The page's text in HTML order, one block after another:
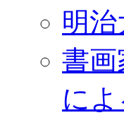
明
書画
によ